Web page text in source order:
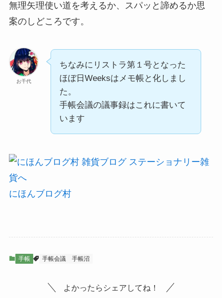
無理矢理使い道を考えるか、スパッと諦めるか思
案のしどころです。
お千代
ちなみにリストラ第１号となった
ほぼ日Weeksはメモ帳と化しまし
た。
手帳会議の議事録はこれに書いて
います
にほんブログ村
手帳 手帳会議 手帳沼
よかったらシェアしてね！